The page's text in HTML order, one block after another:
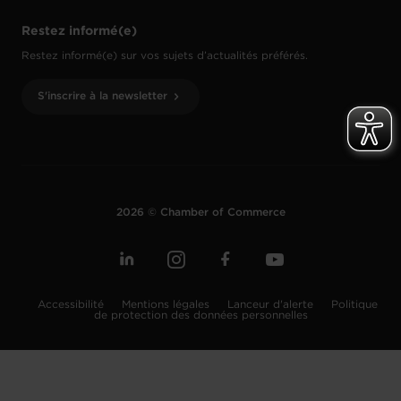
Restez informé(e)
Restez informé(e) sur vos sujets d’actualités préférés.
S'inscrire à la newsletter
2026 © Chamber of Commerce
Accessibilité Mentions légales Lanceur d'alerte
Politique
de protection des données personnelles